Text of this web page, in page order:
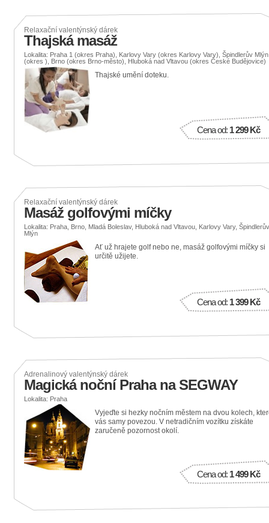
Relaxační valentýnský dárek
Thajská masáž
Lokalita: Praha 1 (okres Praha), Karlovy Vary (okres Karlovy Vary), Špindlerův Mlýn
(okres ), Brno (okres Brno-město), Hluboká nad Vltavou (okres České Budějovice)
Thajské umění doteku.
Cena od: 1 299 Kč
Relaxační valentýnský dárek
Masáž golfovými míčky
Lokalita: Praha, Brno, Mladá Boleslav, Hluboká nad Vltavou, Karlovy Vary, Špindlerův
Mlýn
Ať už hrajete golf nebo ne, masáž golfovými míčky si
určitě užijete.
Cena od: 1 399 Kč
Adrenalinový valentýnský dárek
Magická noční Praha na SEGWAY
Lokalita: Praha
Vyjeďte si hezky nočním městem na dvou kolech,
vás samy povezou. V netradičním vozítku získáte
zaručeně pozornost okolí.
Cena od: 1 499 Kč